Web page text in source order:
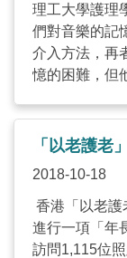
理工大學護理
們對音樂的記
介入方法，再
憶的困難，但
的關係十分強
淑婉慈善基金
性干預。計劃
義工，讓他們
門支援服務，
加完活動之後
「以老護老
2018-10-18
香港「以老護
進行一項「年
訪問1,115位